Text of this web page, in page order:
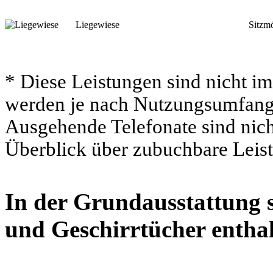
Liegewiese
* Diese Leistungen sind nicht
werden je nach
Ausgehende Telefonate sind
Überblick über zubuchbare
In der Grundausstattung
und Geschirrtücher